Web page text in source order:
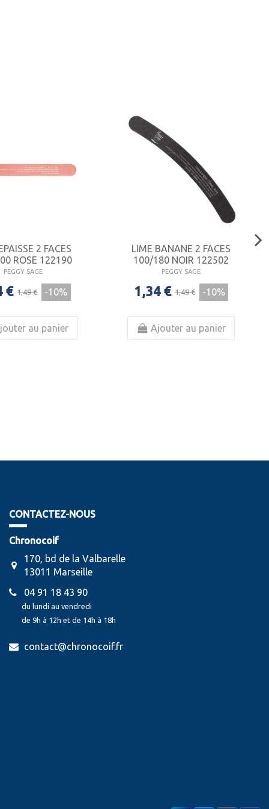
2 FACES
ROSE 122190
PEGGY SAGE
€ 1,49 € -10%
au panier
LIME BANANE 2 FACES
100/180 NOIR 122502
PEGGY SAGE
1,34 € 1,49 € -10%
Ajouter au panier
CONTACTEZ-NOUS
Chronocoif
170, bd de la Valbarelle
13011 Marseille
04 91 18 43 90
du lundi au vendredi
de 9h à 12h et de 14h à 18h
contact@chronocoif.fr